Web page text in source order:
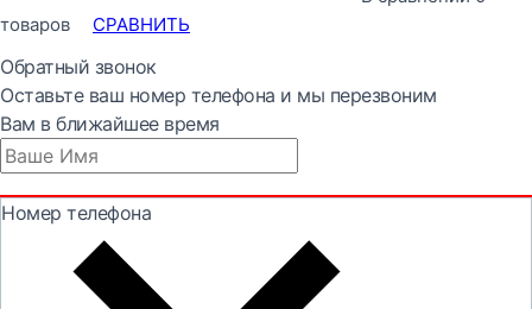
товаров
СРАВНИТЬ
Обратный звонок
Оставьте ваш номер телефона и мы перезвоним
Вам в ближайшее время
Номер телефона